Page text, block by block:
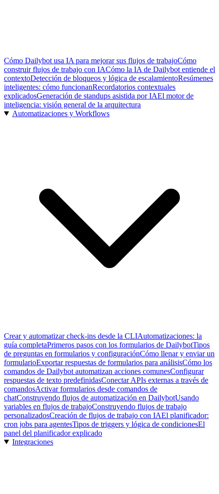
Cómo Dailybot usa IA para mejorar sus flujos de trabajoCómo
construir flujos de trabajo con IACómo la IA de Dailybot entiende el
contextoDetección de bloqueos y lógica de escalamientoResúmenes
inteligentes: cómo funcionanRecordatorios contextuales
explicadosGeneración de standups asistida por IAEl motor de
inteligencia: visión general de la arquitectura
Automatizaciones y Workflows
Crear y automatizar check-ins desde la CLIAutomatizaciones: la
guía completaPrimeros pasos con los formularios de DailybotTipos
de preguntas en formularios y configuraciónCómo llenar y enviar un
formularioExportar respuestas de formularios para análisisCómo los
comandos de Dailybot automatizan acciones comunesConfigurar
respuestas de texto predefinidasConectar APIs externas a través de
comandosActivar formularios desde comandos de
chatConstruyendo flujos de automatización en DailybotUsando
variables en flujos de trabajoConstruyendo flujos de trabajo
personalizadosCreación de flujos de trabajo con IAEl planificador:
cron jobs para agentesTipos de triggers y lógica de condicionesEl
panel del planificador explicado
Integraciones